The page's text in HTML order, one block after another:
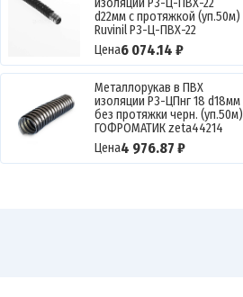
изоляции Р3-Ц-ПВХ-22
d22мм с протяжкой (уп.50м)
Ruvinil Р3-Ц-ПВХ-22
Цена6 074.14 ₽
Металлорукав в ПВХ
изоляции Р3-ЦПнг 18 d18мм
без протяжки черн. (уп.50м)
ГОФРОМАТИК zeta44214
Цена4 976.87 ₽